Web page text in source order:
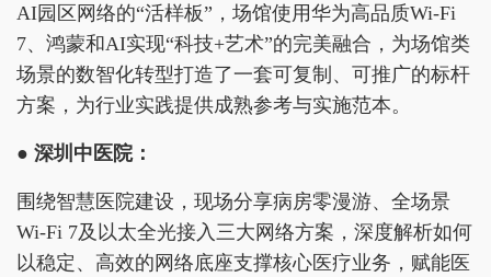
AI园区网络的“活样板”，场馆使用华为高品质Wi-Fi
7、鸿蒙和AI实现“科技+艺术”的完美融合，为场馆类
场景的数智化转型打造了一套可复制、可推广的标杆
方案，为行业实践提供成熟参考与实施范本。
● 深圳中医院：
围绕智慧医院建设，现场分享病房零漫游、全场景
Wi-Fi 7及以太全光接入三大网络方案，深度解析如何
以稳定、高效的网络底座支撑核心医疗业务，赋能医